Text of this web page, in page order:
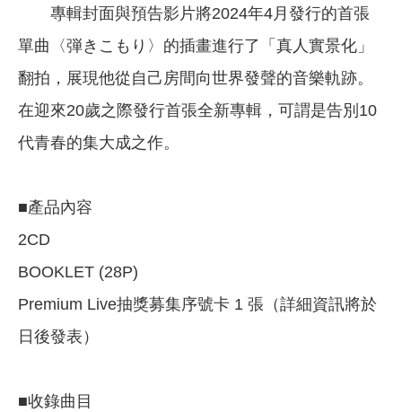
專輯封面與預告影片將2024年4月發行的首張
單曲〈弾きこもり〉的插畫進行了「真人實景化」
翻拍，展現他從自己房間向世界發聲的音樂軌跡。
在迎來20歲之際發行首張全新專輯，可謂是告別10
代青春的集大成之作。
■產品內容
2CD
BOOKLET (28P)
Premium Live抽獎募集序號卡 1 張（詳細資訊將於
日後發表）
■收錄曲目